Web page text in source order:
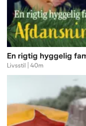
En rigtig hyggelig
Livsstil | 40m